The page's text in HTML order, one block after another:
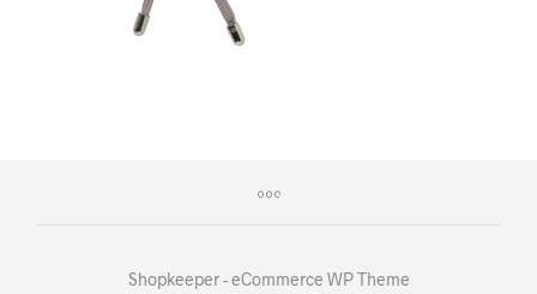
Shopkeeper - eCommerce WP Theme